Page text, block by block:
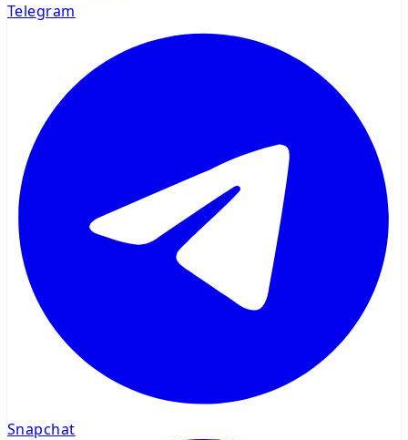
Telegram
Snapchat